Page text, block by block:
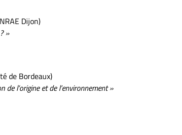
Dijon)
»
de Bordeaux)
de l’origine et de l’environnement »